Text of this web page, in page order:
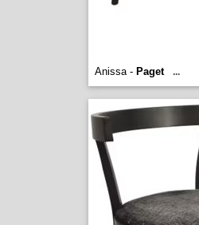
Anissa - Paget ...